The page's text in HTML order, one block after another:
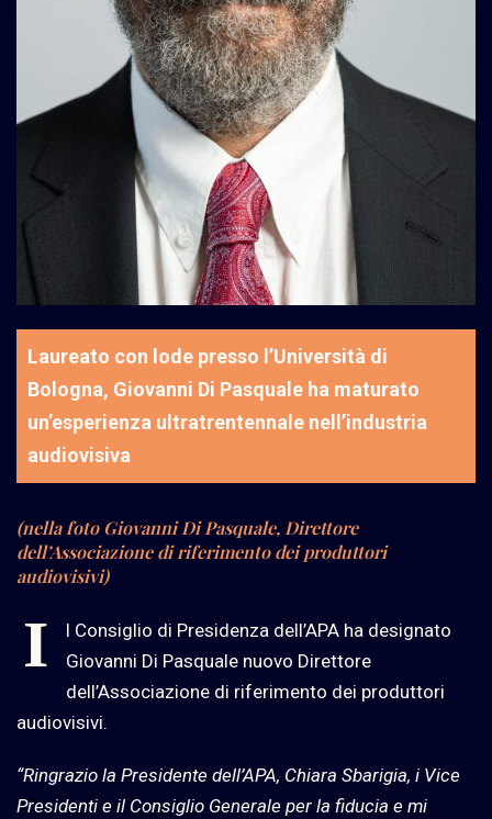
Laureato con lode presso l’Università di
Bologna, Giovanni Di Pasquale ha maturato
un’esperienza ultratrentennale nell’industria
audiovisiva
(nella foto Giovanni Di Pasquale, Direttore
dell’Associazione di riferimento dei produttori
audiovisivi)
I
l Consiglio di Presidenza dell’APA ha designato
Giovanni Di Pasquale nuovo Direttore
dell’Associazione di riferimento dei produttori
audiovisivi.
“Ringrazio la Presidente dell’APA, Chiara Sbarigia, i Vice
Presidenti e il Consiglio Generale per la fiducia e mi